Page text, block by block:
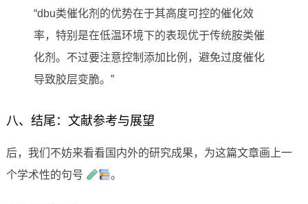
“dbu类催化剂的优势在于其高度可控的催化效
率，特别是在低温环境下的表现优于传统胺类催
化剂。不过要注意控制添加比例，避免过度催化
导致胶层变脆。”
八、结尾：文献参考与展望
后，我们不妨来看看国内外的研究成果，为这篇文章画上一
个学术性的句号
。